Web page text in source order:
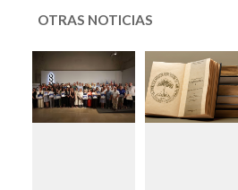
OTRAS NOTICIAS